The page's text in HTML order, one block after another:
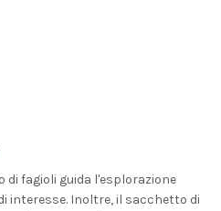
fagioli guida l'esplorazione
interesse. Inoltre, il sacchetto di